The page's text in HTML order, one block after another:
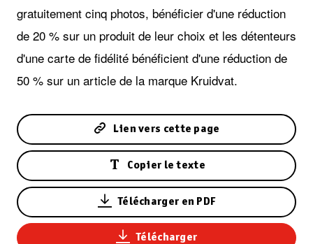
gratuitement cinq photos, bénéficier d'une réduction
de 20 % sur un produit de leur choix et les détenteurs
d'une carte de fidélité bénéficient d'une réduction de
50 % sur un article de la marque Kruidvat.
Lien vers cette page
Copier le texte
Télécharger en PDF
Télécharger